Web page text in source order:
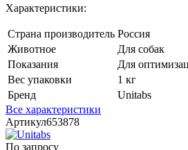
Характеристики:
Страна производитель Россия
Животное
Для собак
Показания
Для
Вес упаковки
1 кг
Бренд
Unitabs
Все характеристики
Артикул653878
По запросу